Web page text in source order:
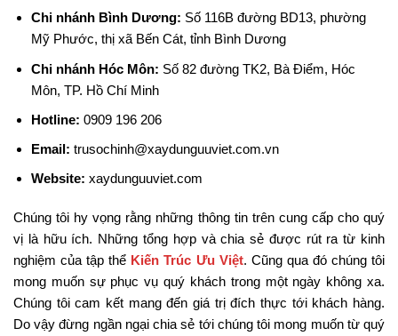
Chi nhánh Bình Dương: Số 116B đường BD13, phường
Mỹ Phước, thị xã Bến Cát, tỉnh Bình Dương
Chi nhánh Hóc Môn: Số 82 đường TK2, Bà Điểm, Hóc
Môn, TP. Hồ Chí Minh
Hotline: 0909 196 206
Email: trusochinh@xaydunguuviet.com.vn
Website: xaydunguuviet.com
Chúng tôi hy vọng rằng những thông tin trên cung cấp cho quý
vị là hữu ích. Những tổng hợp và chia sẻ được rút ra từ kinh
nghiệm của tập thể Kiến Trúc Ưu Việt. Cũng qua đó chúng tôi
mong muốn sự phục vụ quý khách trong một ngày không xa.
Chúng tôi cam kết mang đến giá trị đích thực tới khách hàng.
Do vậy đừng ngần ngại chia sẻ tới chúng tôi mong muốn từ quý